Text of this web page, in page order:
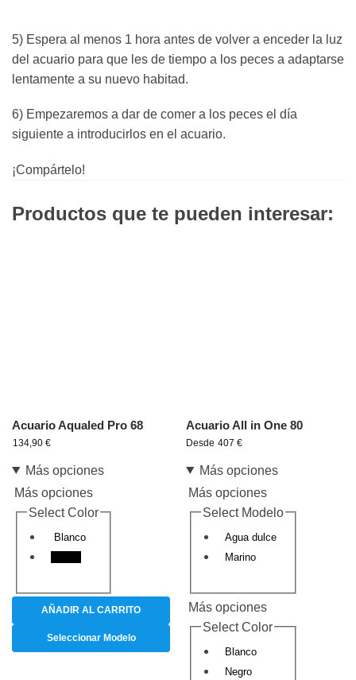
5) Espera al menos 1 hora antes de volver a enceder la luz
del acuario para que les de tiempo a los peces a adaptarse
lentamente a su nuevo habitad.
6) Empezaremos a dar de comer a los peces el día
siguiente a introducirlos en el acuario.
¡Compártelo!
Productos que te pueden interesar:
Acuario Aqualed Pro 68
134,90 €
Más opciones
Más opciones
Select Color
Blanco
AÑADIR AL CARRITO
Seleccionar Modelo
Acuario All in One 80
Desde 407 €
Más opciones
Más opciones
Select Modelo
Agua dulce
Marino
Más opciones
Select Color
Blanco
Negro